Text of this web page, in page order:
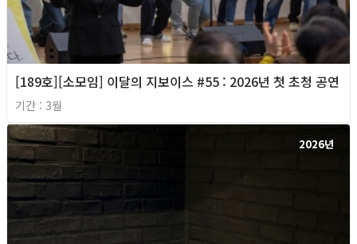
[189호][소모임] 이달의 지보이스 #55 : 2026년 첫 초청 공연
기간 : 3월
2026년